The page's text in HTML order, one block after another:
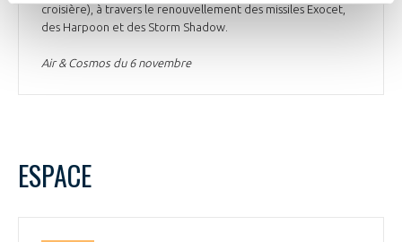
croisière), à travers le renouvellement des missiles Exocet,
des Harpoon et des Storm Shadow.
Air & Cosmos du 6 novembre
ESPACE